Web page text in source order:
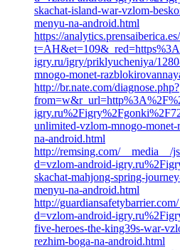
skachat-island-war-vzlom-
menyu-na-android.html
https://
igry.ru/igry/priklyucheniya/
mnogo-monet-
http://br.nate.com/diagnose.php?
unlimited-vzlom-mnogo-
na-android.html
http://remsing.com/__media__/
d=vzlom-android-
skachat-mahjong-spring-
menyu-na-android.html
http://
d=vzlom-android-
five-heroes-the-king39s-war-
rezhim-boga-na-android.html